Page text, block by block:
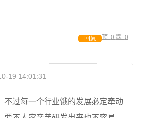
顶: 0 踩: 0
回复
19 14:01:31
不过每一个行业饿的发展必定牵动